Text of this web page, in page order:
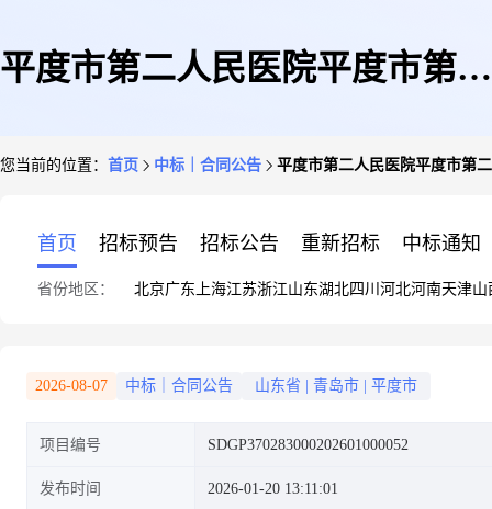
平度市第二人民医院平度市第二
您当前的位置： 首页 中标｜合同公告 平度市第二人民医院平度市第
首页 招标预告 招标公告 重新招标 中标通知
省份地区： 北京广东 上海江苏浙江山东湖北四川 河北河南天津山
2026-08-07 中标｜合同公告 山东省 青岛市 平度市
项目编号 SDGP370283000202601000052
发布时间 2026-01-20 13:11:01